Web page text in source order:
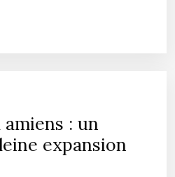
: un
expansion